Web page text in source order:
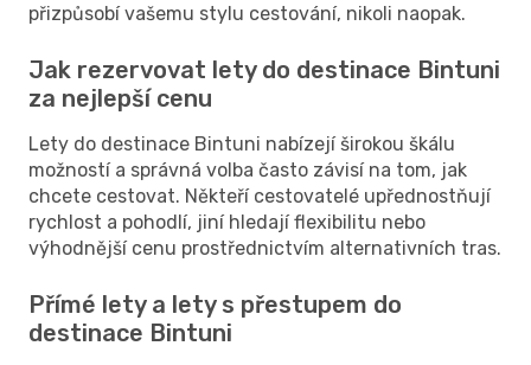
přizpůsobí vašemu stylu cestování, nikoli naopak.
Jak rezervovat lety do destinace Bintuni
za nejlepší cenu
Lety do destinace Bintuni nabízejí širokou škálu
možností a správná volba často závisí na tom, jak
chcete cestovat. Někteří cestovatelé upřednostňují
rychlost a pohodlí, jiní hledají flexibilitu nebo
výhodnější cenu prostřednictvím alternativních tras.
Přímé lety a lety s přestupem do
destinace Bintuni